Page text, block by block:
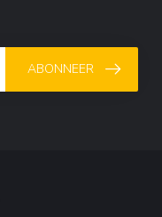
ABONNEER